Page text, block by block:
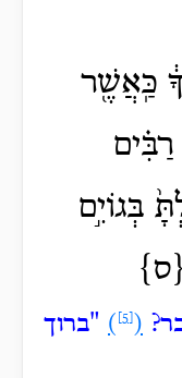
כַּֽאֲשֶׁ֖ר
בְּגוֹיִ֣ם
(
) "ברוך